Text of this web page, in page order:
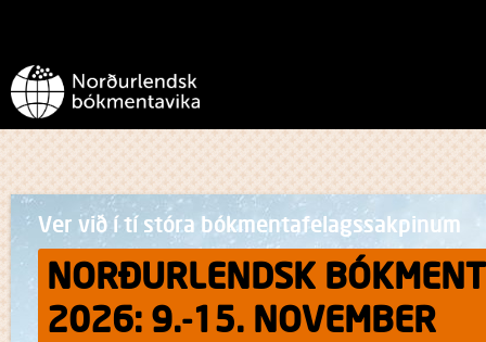
Ver við í tí stóra bókmentafelagssakpinum
NORÐURLENDSK
2026: 9.-15. NOVEMBER